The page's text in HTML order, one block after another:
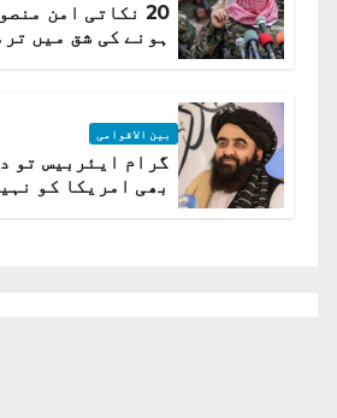
20 نکاتی امن
ہونے کی شق میں
بین الاقوامی
گرام ایئربیس تو
بھی امریکا کو